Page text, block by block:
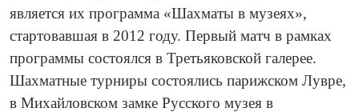
является их программа «Шахматы в музеях»,
стартовавшая в 2012 году. Первый матч в рамках
программы состоялся в Третьяковской галерее.
Шахматные турниры состоялись парижском Лувре,
в Михайловском замке Русского музея в